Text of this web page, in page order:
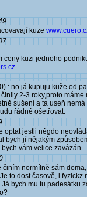
kuze
ceny kuzi jednoho
: no já kupuju kůže od
2-3 roky,proto
sušení a ta useň
řádně ošetřovat.
optat jestli něgdo
bych jí nějakým
vám velice zavázán...
normílně sám
to dost časově, i
bych mu tu padesátku